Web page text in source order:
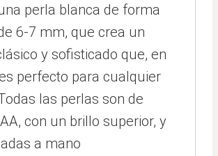
perla blanca de forma
6-7 mm, que crea un
y sofisticado que, en
perfecto para cualquier
las perlas son de
con un brillo superior, y
a mano